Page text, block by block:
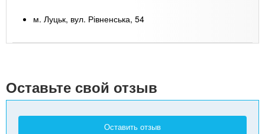
м. Луцьк, вул. Рівненська, 54
Оставьте свой отзыв
Оставить отзыв